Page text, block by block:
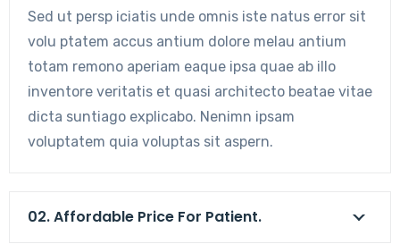
Sed ut persp iciatis unde omnis iste natus error sit
volu ptatem accus antium dolore melau antium
totam remono aperiam eaque ipsa quae ab illo
inventore veritatis et quasi architecto beatae vitae
dicta suntiago explicabo. Nenimn ipsam
voluptatem quia voluptas sit aspern.
02. Affordable Price For Patient.